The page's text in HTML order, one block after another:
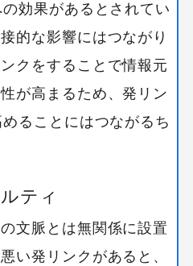
効果があるとされてい
的な影響にはつながり
クをすることで情報元
が高まるため、発リン
ることにはつながるち
ティ
文脈とは無関係に設置
い発リンクがあると、